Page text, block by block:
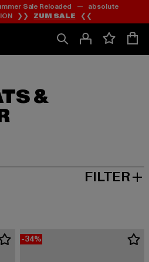
Zum
Inhalt
springen
Zum
Fußzeile
springen
Sale Reloaded — absolute
❯❯ ZUM SALE ❮❮
&
Zum
Produktraster
springen
FILTER
-34%